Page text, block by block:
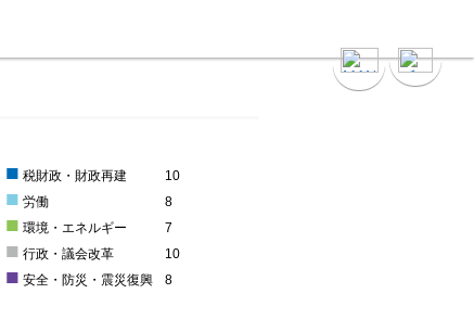
■ 税財政・財政再建 10
■ 労働 8
■ 環境・エネルギー 7
■ 行政・議会改革 10
■ 安全・防災・震災復興 8